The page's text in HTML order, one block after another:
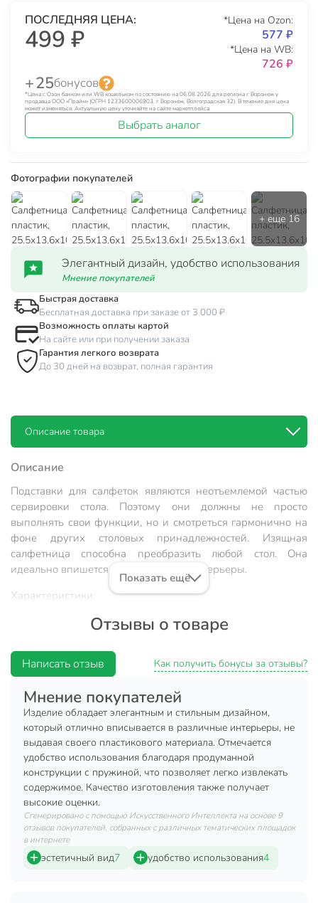
ПОСЛЕДНЯЯ ЦЕНА:
499 ₽
*Цена на Ozon:
577 ₽
*Цена на WB:
726 ₽
+ 25бонусов
*Цена с Озон банком или WB кошельком по состоянию на 06.08.2026 для региона г. Воронеж у
продавца ООО «Прайм» (ОГРН 1233600006903, г. Воронеж, Волгоградская 32). В течение дня цена
может изменяться. Актуальную цену уточняйте на сайте маркетплейса.
Выбрать аналог
Фотографии покупателей
Элегантный дизайн, удобство использования
Мнение покупателей
Быстрая доставка
Бесплатная доставка при заказе от 3 000 ₽
Возможность оплаты картой
На сайте или при получении заказа
Гарантия легкого возврата
До 30 дней на возврат, полная гарантия
Описание товара
Описание
Подставки для салфеток являются неотъемлемой частью
сервировки стола. Поэтому они должны не просто
выполнять свои функции, но и смотреться гармонично на
фоне других столовых принадлежностей. Изящная
салфетница способна преобразить любой стол. Она
идеально впишется в современные интерьеры.
Характеристики:
Тип: салфетница.
Цвет: белый.
Преимущества:
Салфетница имеет оптимальный размер и не будет
смотреться громоздко.
Изделие выполнено из качественного и прочного
бамбука.
Простота и удобство эксплуатации.
Красивая и изящная салфетница украсит Ваш интерьер и
поможет грамотно организовать пространство. Это не
только стильный аксессуар, но и забота о комфорте Ваших
Показать ещё
Отзывы о товаре
Написать отзыв Как получить бонусы за отзывы?
Мнение покупателей
Изделие обладает элегантным и стильным дизайном,
который отлично вписывается в различные интерьеры, не
выдавая своего пластикового материала. Отмечается
удобство использования благодаря продуманной
конструкции с пружиной, что позволяет легко извлекать
содержимое. Качество изготовления также получает
высокие оценки.
Сгенерировано с помощью Искусственного Интеллекта на основе 9
отзывов покупателей, собранных с различных тематических площадок
в интернете
эстетичный вид7 удобство использования4